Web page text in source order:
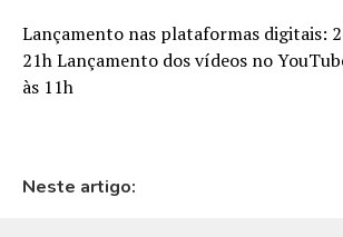
Lançamento nas plataformas digitais:
21h Lançamento dos vídeos no
às 11h
Neste artigo: